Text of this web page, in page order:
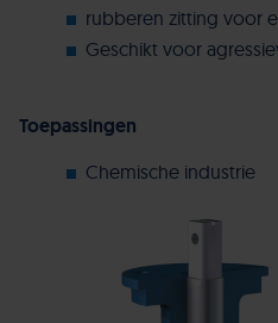
rubberen zitting voor
Geschikt voor
Toepassingen
Chemische industrie